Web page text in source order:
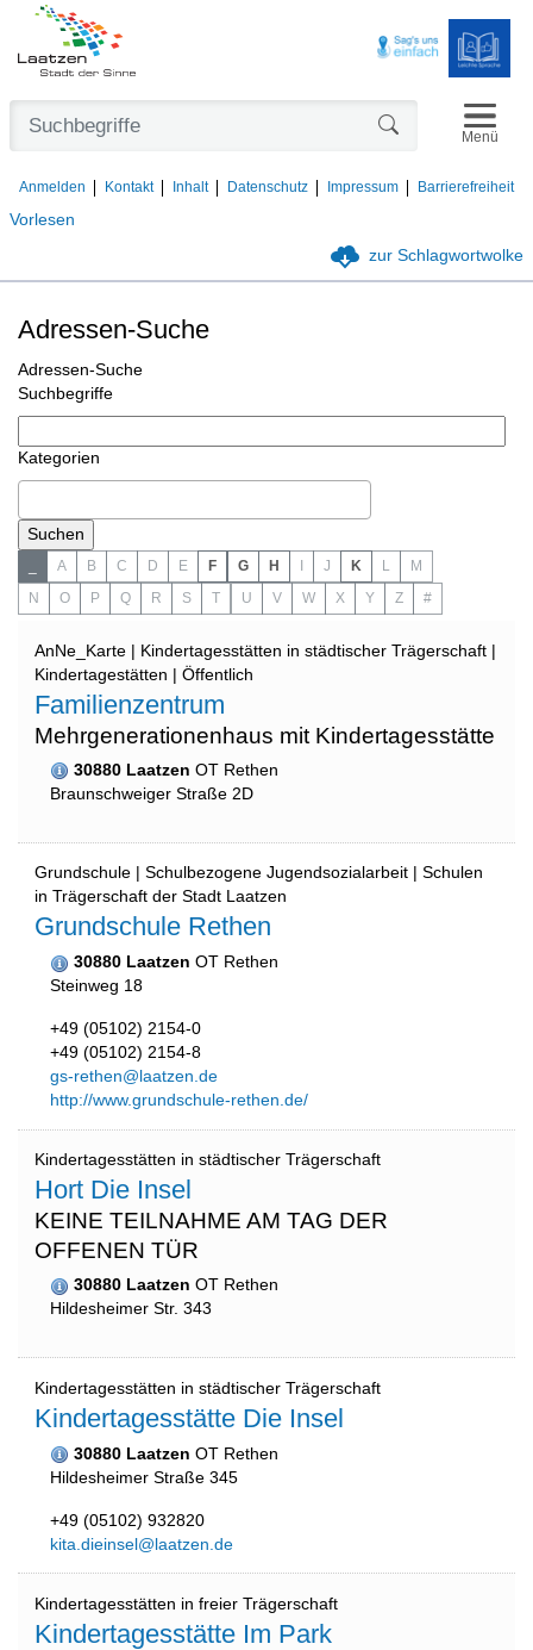
Vorlesen
Anmelden Kontakt Inhalt Datenschutz Impressum Barrierefreiheit
Menü
zur Schlagwortwolke
Adressen-Suche
Adressen-Suche
Suchbegriffe
Kategorien
A B C D E F G H J K L
M
N
O P Q R S T U V W X Y Z #
AnNe_Karte | Kindertagesstätten in städtischer Trägerschaft |
Kindertagestätten | Öffentlich
Familienzentrum
Mehrgenerationenhaus mit Kindertagesstätte
30880 Laatzen OT Rethen
Braunschweiger Straße 2D
Grundschule | Schulbezogene Jugendsozialarbeit | Schulen
in Trägerschaft der Stadt Laatzen
Grundschule Rethen
30880 Laatzen OT Rethen
Steinweg 18
+49 (05102) 2154-0
+49 (05102) 2154-8
gs-rethen@laatzen.de
http://www.grundschule-rethen.de/
Kindertagesstätten in städtischer Trägerschaft
Hort Die Insel
KEINE TEILNAHME AM TAG DER
OFFENEN TÜR
30880 Laatzen OT Rethen
Hildesheimer Str. 343
Kindertagesstätten in städtischer Trägerschaft
Kindertagesstätte Die Insel
30880 Laatzen OT Rethen
Hildesheimer Straße 345
+49 (05102) 932820
kita.dieinsel@laatzen.de
Kindertagesstätten in freier Trägerschaft
Kindertagesstätte Im Park